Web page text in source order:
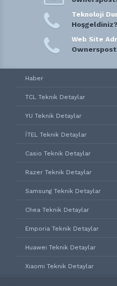
Teknoloji
Hoşgeldiniz?
Web Site
Haber
TCL Teknik Detaylar
YU Teknik Detaylar
İTEL Teknik Detaylar
Casio Teknik Detaylar
Razer Teknik Detaylar
Samsung Teknik Detaylar
Chea Teknik Detaylar
Emporia Teknik Detaylar
Huawei Teknik Detaylar
Xiaomi Teknik Detaylar